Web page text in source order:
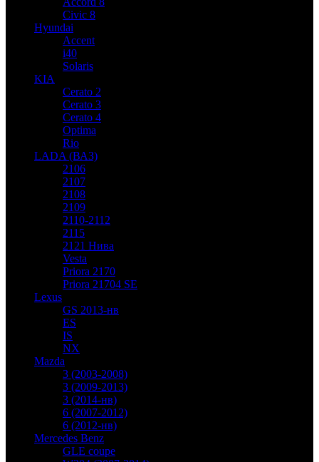
Civic 8
Hyundai
Accent
i40
Solaris
KIA
Cerato 2
Cerato 3
Cerato 4
Optima
Rio
LADA (ВАЗ)
2106
2107
2108
2109
2110-2112
2115
2121 Нива
Vesta
Priora 2170
Priora 21704 SE
Lexus
GS 2013-нв
ES
IS
NX
Mazda
3 (2003-2008)
3 (2009-2013)
3 (2014-нв)
6 (2007-2012)
6 (2012-нв)
Mercedes Benz
GLE coupe